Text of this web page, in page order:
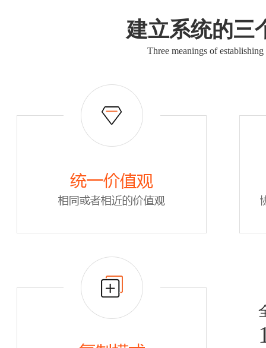
建立系统的三
Three meanings of establishing